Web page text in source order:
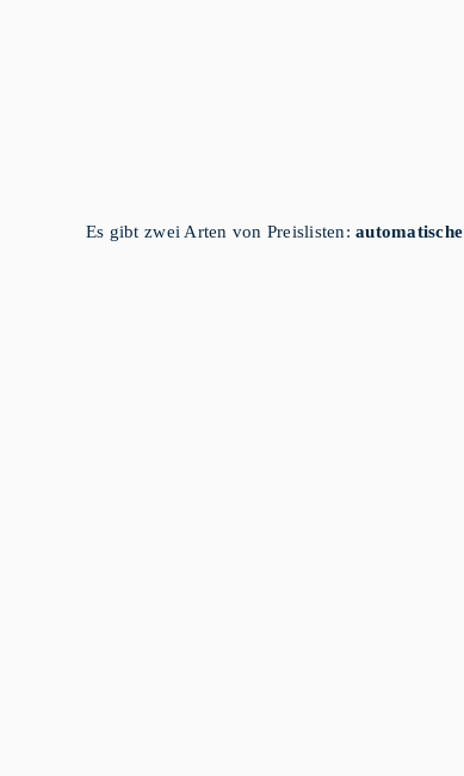
Es gibt zwei Arten von Preislisten:automatische